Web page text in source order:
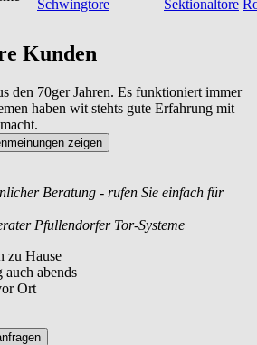
Schwingtore Sektionaltore
Kunden
den 70ger Jahren. Es funktioniert immer
haben wit stehts gute Erfahrung mit
zeigen
Beratung - rufen Sie einfach für
Pfullendorfer Tor-Systeme
zu Hause
auch abends
Ort